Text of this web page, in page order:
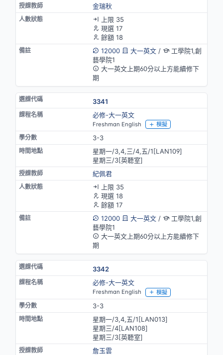
金瑞秋
上限 35
現選 17
餘額 18
12000
大一英文/
工學院1,創
藝學院1
大一英文上期60分以上方能續修下
期
3341
必修-大一英文
Freshman English 模擬
3-3
星期一/3,4,三/4,五/1[LAN109]
星期三/3[英聽室]
紀佩君
上限 35
現選 18
餘額 17
12000
大一英文/
工學院1,創
藝學院1
大一英文上期60分以上方能續修下
期
3342
必修-大一英文
Freshman English 模擬
3-3
星期一/3,4,五/1[LAN013]
星期三/4[LAN108]
星期三/3[英聽室]
詹玉雲